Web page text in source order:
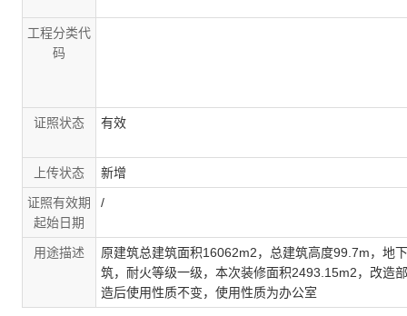
工程分类代
码
证照状态 有效
上传状态 新增
证照有效期
起始日期
/
用途描述
原建筑总建筑面积16062m2，总建筑高度99.7m，地
筑，耐火等级一级，本次装修面积2493.15m2，改造
造后使用性质不变，使用性质为办公室